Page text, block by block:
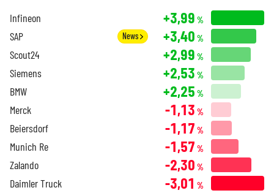
Infineon +3,99 %
SAP News +3,40 %
Scout24 +2,99 %
Siemens +2,53 %
BMW +2,25 %
Merck -1,13 %
Beiersdorf -1,17 %
Munich Re -1,57 %
Zalando -2,30 %
Daimler Truck -3,01 %